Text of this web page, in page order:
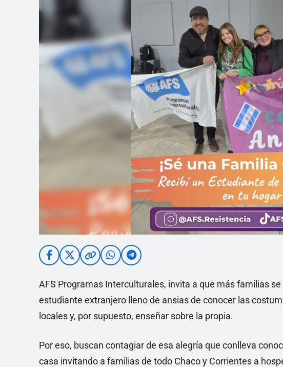
AFS Programas Interculturales, invita a que más familias
estudiante extranjero lleno de ansias de conocer las
locales y, por supuesto, enseñar sobre la propia.
Por eso, buscan contagiar de esa alegría que conlleva
casa invitando a familias de todo Chaco y Corrientes a